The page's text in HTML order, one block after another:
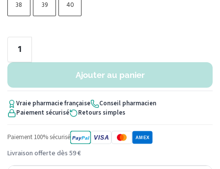
38 39 40
Ajouter au panier
Vraie pharmacie française
Conseil pharmacien
Paiement sécurisé
Retours simples
Paiement 100% sécurisé PayPal VISA AMEX
Livraison offerte dès 59 €